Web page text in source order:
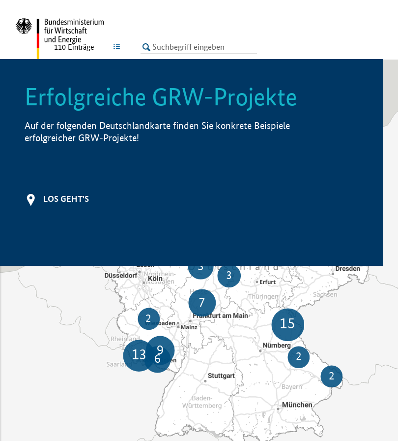
LISTE
110 Einträge
Erfolgreiche GRW-Projekte
Auf der folgenden Deutschlandkarte finden Sie konkrete Beispiele
erfolgreicher GRW-Projekte!
LOS GEHT'S